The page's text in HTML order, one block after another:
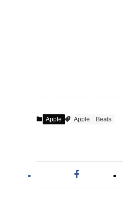
Apple Apple Beats